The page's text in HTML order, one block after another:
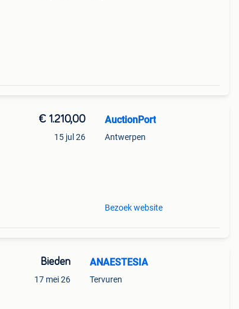
€ 1.210,00
15 jul 26
AuctionPort
Antwerpen
Bezoek website
Bieden
17 mei 26
ANAESTESIA
Tervuren